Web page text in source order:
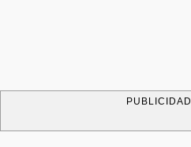
PUBLICIDAD